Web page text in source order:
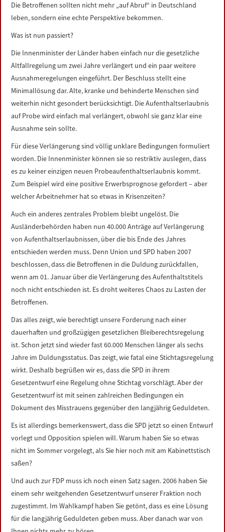
Die Betroffenen sollten nicht mehr „auf Abruf“ in Deutschland
leben, sondern eine echte Perspektive bekommen.
Was ist nun passiert?
Die Innenminister der Länder haben einfach nur die gesetzliche
Altfallregelung um zwei Jahre verlängert und ein paar weitere
Ausnahmeregelungen eingeführt. Der Beschluss stellt eine
Minimallösung dar. Alte, kranke und behinderte Menschen sind
weiterhin nicht gesondert berücksichtigt. Die Aufenthaltserlaubnis
auf Probe wird einfach mal verlängert, obwohl sie ganz klar eine
Ausnahme sein sollte.
Für diese Verlängerung sind völlig unklare Bedingungen formuliert
worden. Die Innenminister können sie so restriktiv auslegen, dass
es zu keiner einzigen neuen Probeaufenthaltserlaubnis kommt.
Zum Beispiel wird eine positive Erwerbsprognose gefordert – aber
welcher Arbeitnehmer hat so etwas in Krisenzeiten?
Auch ein anderes zentrales Problem bleibt ungelöst. Die
Ausländerbehörden haben nun 40.000 Anträge auf Verlängerung
von Aufenthaltserlaubnissen, über die bis Ende des Jahres
entschieden werden muss. Denn Union und SPD haben 2007
beschlossen, dass die Betroffenen in die Duldung zurückfallen,
wenn am 01. Januar über die Verlängerung des Aufenthaltstitels
noch nicht entschieden ist. Es droht weiteres Chaos zu Lasten der
Betroffenen.
Das alles zeigt, wie berechtigt unsere Forderung nach einer
dauerhaften und großzügigen gesetzlichen Bleiberechtsregelung
ist. Schon jetzt sind wieder fast 60.000 Menschen länger als sechs
Jahre im Duldungsstatus. Das zeigt, wie fatal eine Stichtagsregelung
wirkt. Deshalb begrüßen wir es, dass die SPD in ihrem
Gesetzentwurf eine Regelung ohne Stichtag vorschlägt. Aber der
Gesetzentwurf ist mit seinen zahlreichen Bedingungen ein
Dokument des Misstrauens gegenüber den langjährig Geduldeten.
Es ist allerdings bemerkenswert, dass die SPD jetzt so einen Entwurf
vorlegt und Opposition spielen will. Warum haben Sie so etwas
nicht im Sommer vorgelegt, als Sie hier noch mit am Kabinettstisch
saßen?
Und auch zur FDP muss ich noch einen Satz sagen. 2006 haben Sie
einem sehr weitgehenden Gesetzentwurf unserer Fraktion noch
zugestimmt. Im Wahlkampf haben Sie getönt, dass es eine Lösung
für die langjährig Geduldeten geben muss. Aber danach war von